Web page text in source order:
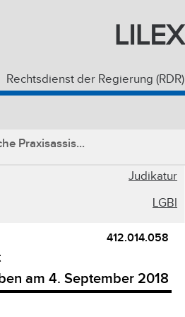
LILEX
Rechtsdienst der Regierung (RDR)
Praxisassis...
Judikatur
LGBl